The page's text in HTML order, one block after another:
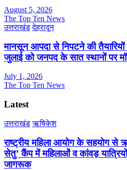
August 5, 2026
The Top Ten News
उत्तराखंड देहरादून
मानसून आपदा से निपटने की तैयारियों
जुलाई को जनपद के सात स्थानों पर
July 1, 2026
The Top Ten News
Latest
उत्तराखंड ऋषिकेश
राष्ट्रीय महिला आयोग के सहयोग से
सेतु’ कैंप में महिलाओं व कांवड़
जागरूक